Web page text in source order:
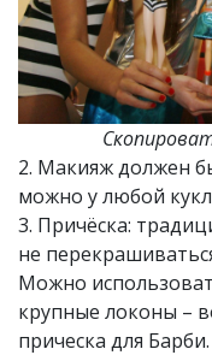
2. Макияж должен
можно у любой
3. Причёска:
не
Можно
крупные локоны –
прическа для Барби.